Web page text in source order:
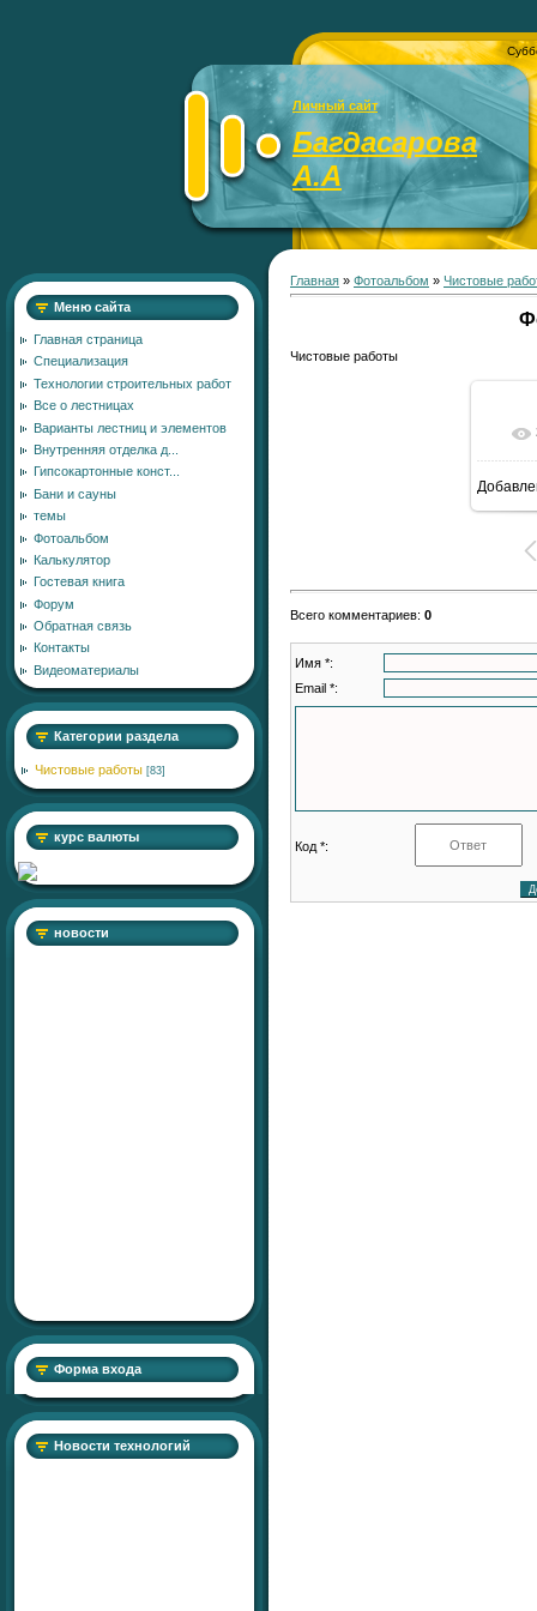
Личный сайт
Багдасарова
А.А
Меню сайта
Главная страница
Специализация
Технологии строительных работ
Все о лестницах
Варианты лестниц и элементов
Внутренняя отделка д...
Гипсокартонные конст...
Бани и сауны
темы
Фотоальбом
Калькулятор
Гостевая книга
Форум
Обратная связь
Контакты
Видеоматериалы
Категории раздела
Чистовые работы [83]
курс валюты
новости
Форма входа
Новости технологий
Главная » Фотоальбом » Чистовые
Чистовые работы
Всего комментариев: 0
Имя *:
Email *:
Код *: